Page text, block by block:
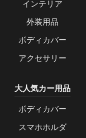
インテリア
外装用品
ボディカバー
アクセサリー
大人気カー用品
ボディカバー
スマホホルダ